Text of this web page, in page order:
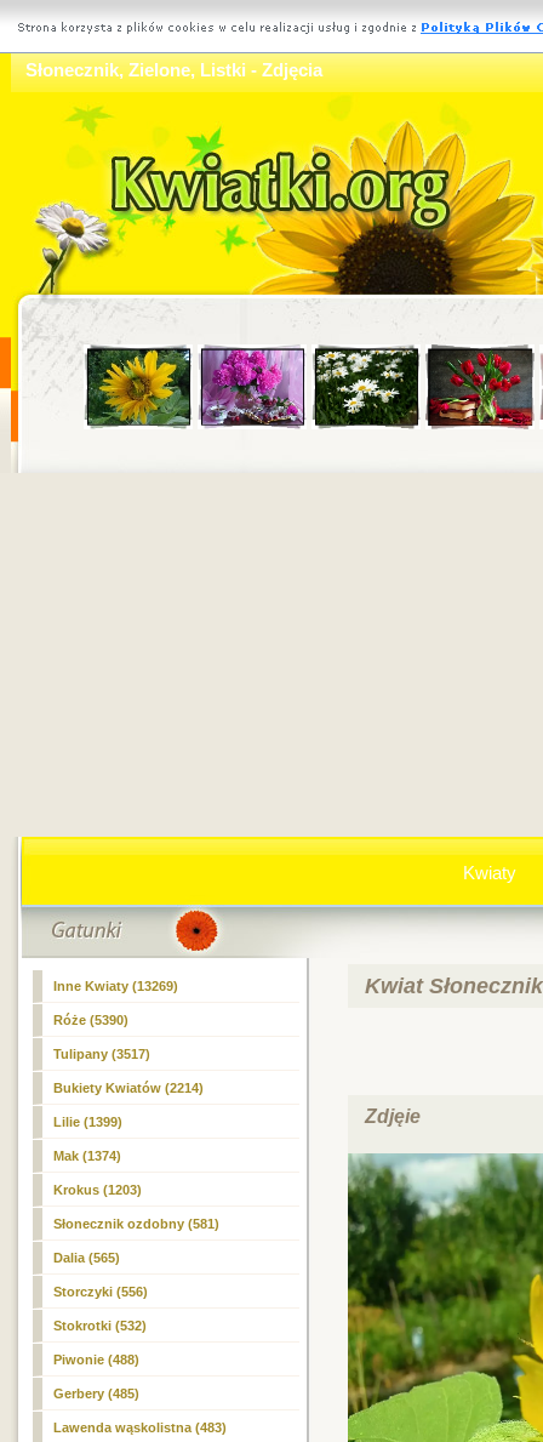
Słonecznik, Zielone, Listki - Zdjęcia
Kwiaty
Inne Kwiaty (13269)
Róże (5390)
Tulipany (3517)
Bukiety Kwiatów (2214)
Lilie (1399)
Mak (1374)
Krokus (1203)
Słonecznik ozdobny (581)
Dalia (565)
Storczyki (556)
Stokrotki (532)
Piwonie (488)
Gerbery (485)
Lawenda wąskolistna (483)
Kwiat
Zdjęie